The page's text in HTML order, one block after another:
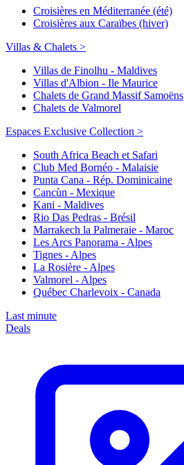
Croisières en Méditerranée (été)
Croisières aux Caraïbes (hiver)
Villas & Chalets >
Villas de Finolhu - Maldives
Villas d'Albion - Ile Maurice
Chalets de Grand Massif Samoëns
Chalets de Valmorel
Espaces Exclusive Collection >
South Africa Beach et Safari
Club Med Bornéo - Malaisie
Punta Cana - Rép. Dominicaine
Cancùn - Mexique
Kani - Maldives
Rio Das Pedras - Brésil
Marrakech la Palmeraie - Maroc
Les Arcs Panorama - Alpes
Tignes - Alpes
La Rosière - Alpes
Valmorel - Alpes
Québec Charlevoix - Canada
Last minute
Deals